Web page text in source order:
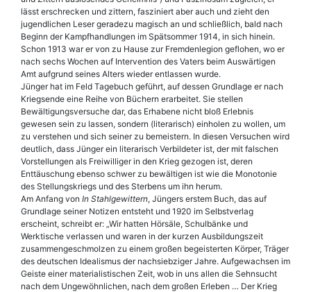
lässt erschrecken und zittern, fasziniert aber auch und zieht den
jugendlichen Leser geradezu magisch an und schließlich, bald nach
Beginn der Kampfhandlungen im Spätsommer 1914, in sich hinein.
Schon 1913 war er von zu Hause zur Fremdenlegion geflohen, wo er
nach sechs Wochen auf Intervention des Vaters beim Auswärtigen
Amt aufgrund seines Alters wieder entlassen wurde.
Jünger hat im Feld Tagebuch geführt, auf dessen Grundlage er nach
Kriegsende eine Reihe von Büchern erarbeitet. Sie stellen
Bewältigungsversuche dar, das Erhabene nicht bloß Erlebnis
gewesen sein zu lassen, sondern (literarisch) einholen zu wollen, um
zu verstehen und sich seiner zu bemeistern. In diesen Versuchen wird
deutlich, dass Jünger ein literarisch Verbildeter ist, der mit falschen
Vorstellungen als Freiwilliger in den Krieg gezogen ist, deren
Enttäuschung ebenso schwer zu bewältigen ist wie die Monotonie
des Stellungskriegs und des Sterbens um ihn herum.
Am Anfang von In Stahlgewittern, Jüngers erstem Buch, das auf
Grundlage seiner Notizen entsteht und 1920 im Selbstverlag
erscheint, schreibt er: „Wir hatten Hörsäle, Schulbänke und
Werktische verlassen und waren in der kurzen Ausbildungszeit
zusammengeschmolzen zu einem großen begeisterten Körper, Träger
des deutschen Idealismus der nachsiebziger Jahre. Aufgewachsen im
Geiste einer materialistischen Zeit, wob in uns allen die Sehnsucht
nach dem Ungewöhnlichen, nach dem großen Erleben … Der Krieg